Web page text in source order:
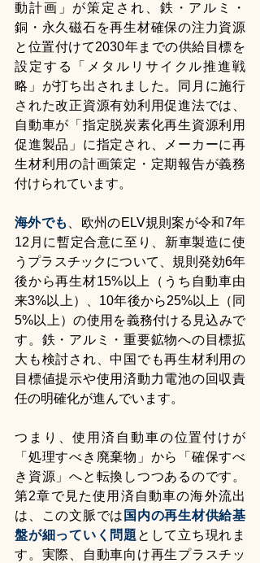
動計画」が策定され、鉄・アルミ・
銅・永久磁石を再生材確保の注力資源
と位置付けて2030年までの供給目標を
設定する「メタルリサイクル推進戦
略」が打ち出されました。同月に施行
された改正資源有効利用促進法では、
自動車が「指定脱炭素化再生資源利用
促進製品」に指定され、メーカーに再
生材利用の計画策定・定期報告が義務
付けられています。
海外でも
、欧州のELV規則案が令和7年
12月に暫定合意に至り、新車製造に使
うプラスチックについて、規則発効6年
後から再生材15%以上（うち自動車由
来3%以上）、10年後から25%以上（同
5%以上）の使用を義務付ける見込みで
す。鉄・アルミ・重要鉱物への目標拡
大も検討され、中国でも再生材利用の
目標値提示や使用済動力電池の回収責
任の明確化が進んでいます。
つまり、使用済自動車の位置付けが
「処理すべき廃棄物」から「確保すべ
き資源」へと転換しつつあるのです。
第2章で見た使用済自動車の海外流出
は、この文脈では 国内の再生材供給基
盤が細っていく問題 として立ち現れま
す。実際、自動車向け再生プラスチッ